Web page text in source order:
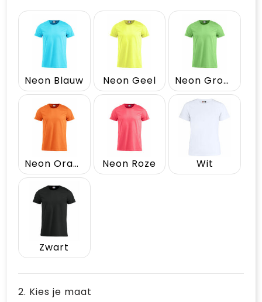
Neon Blauw Neon Geel Neon Groen
Neon Oranje Neon Roze Wit
Zwart
2. Kies je maat